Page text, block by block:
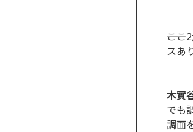
――こ
スあ
木實
でも
調面